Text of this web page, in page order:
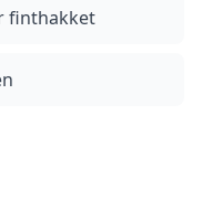
finthakket